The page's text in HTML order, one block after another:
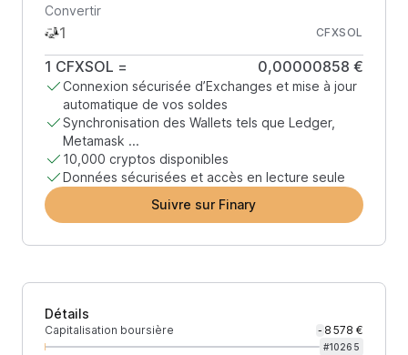
Convertir
CFXSOL
1 CFXSOL = 0,00000858 €
Connexion sécurisée d’Exchanges et mise à jour
automatique de vos soldes
Synchronisation des Wallets tels que Ledger,
Metamask ...
10,000 cryptos disponibles
Données sécurisées et accès en lecture seule
Suivre sur Finary
Détails
Capitalisation boursière - 8 578 €
#10265